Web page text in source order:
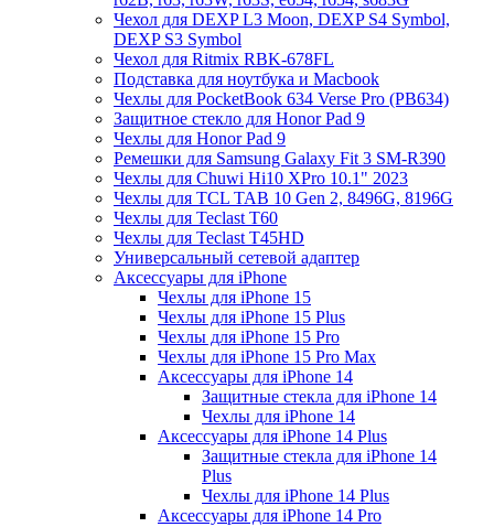
Чехол для DEXP L3 Moon, DEXP S4 Symbol,
DEXP S3 Symbol
Чехол для Ritmix RBK-678FL
Подставка для ноутбука и Macbook
Чехлы для PocketBook 634 Verse Pro (PB634)
Защитное стекло для Honor Pad 9
Чехлы для Honor Pad 9
Ремешки для Samsung Galaxy Fit 3 SM-R390
Чехлы для Chuwi Hi10 XPro 10.1" 2023
Чехлы для TCL TAB 10 Gen 2, 8496G, 8196G
Чехлы для Teclast T60
Чехлы для Teclast T45HD
Универсальный сетевой адаптер
Аксессуары для iPhone
Чехлы для iPhone 15
Чехлы для iPhone 15 Plus
Чехлы для iPhone 15 Pro
Чехлы для iPhone 15 Pro Max
Аксессуары для iPhone 14
Защитные стекла для iPhone 14
Чехлы для iPhone 14
Аксессуары для iPhone 14 Plus
Защитные стекла для iPhone 14
Plus
Чехлы для iPhone 14 Plus
Аксессуары для iPhone 14 Pro